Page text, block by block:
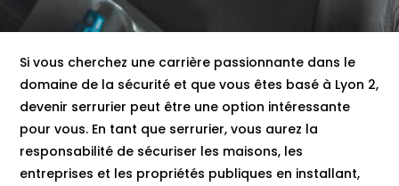
Si vous cherchez une carrière passionnante dans le
domaine de la sécurité et que vous êtes basé à Lyon 2,
devenir serrurier peut être une option intéressante
pour vous. En tant que serrurier, vous aurez la
responsabilité de sécuriser les maisons, les
entreprises et les propriétés publiques en installant,